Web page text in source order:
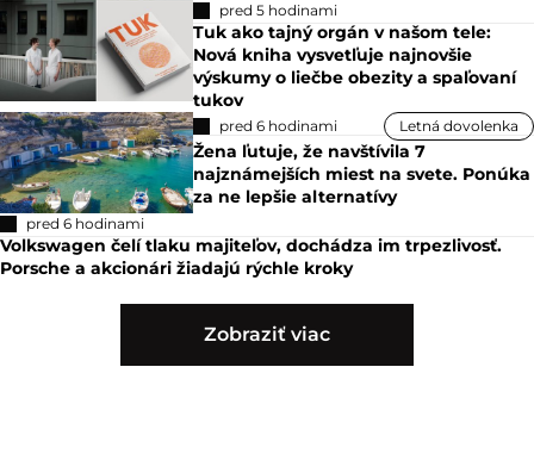
pred 5 hodinami
Tuk ako tajný orgán v našom tele:
Nová kniha vysvetľuje najnovšie
výskumy o liečbe obezity a spaľovaní
tukov
pred 6 hodinami Letná dovolenka
Žena ľutuje, že navštívila 7
najznámejších miest na svete. Ponúka
za ne lepšie alternatívy
pred 6 hodinami
Volkswagen čelí tlaku majiteľov, dochádza im trpezlivosť.
Porsche a akcionári žiadajú rýchle kroky
Zobraziť viac